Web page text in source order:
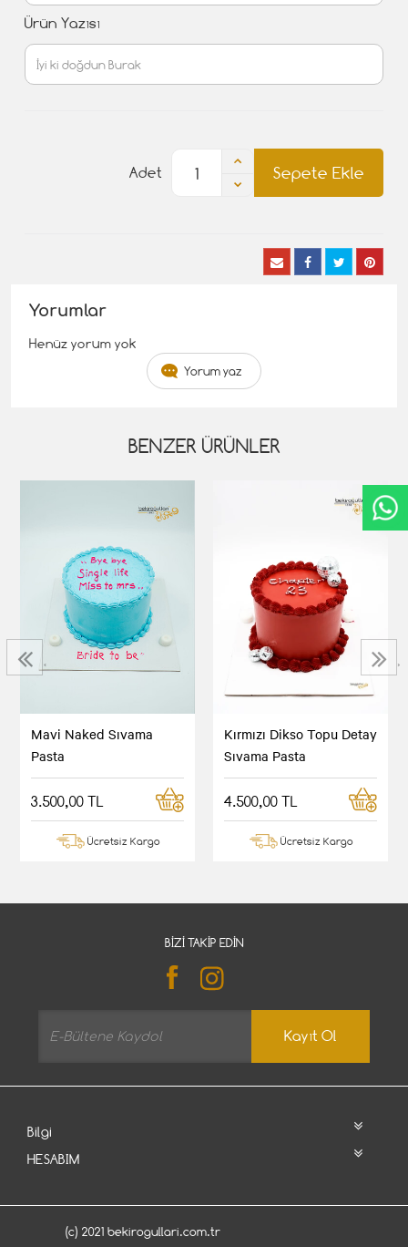
Ürün Yazısı
Sepete Ekle
Adet
Yorumlar
Henüz yorum yok
Yorum yaz
BENZER ÜRÜNLER
Mavi Naked Sıvama
Pasta
3.500,00 TL
Ücretsiz Kargo
Kırmızı Dikso Topu Detay
Sıvama Pasta
4.500,00 TL
Ücretsiz Kargo
‹ ›
BIZI TAKIP EDIN
Kayıt Ol
Bilgi
HESABIM
(c) 2021 bekirogullari.com.tr